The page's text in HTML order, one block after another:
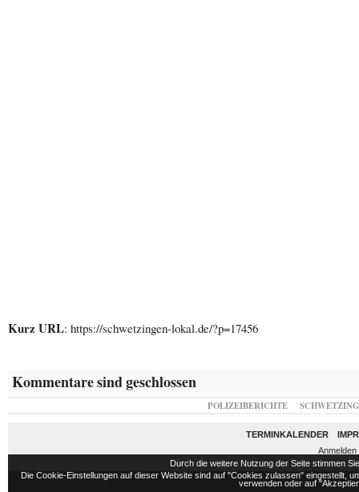
Kurz URL: https://schwetzingen-lokal.de/?p=17456
Kommentare sind geschlossen
POLIZEIBERICHTE
TERMINKALENDER
Anmelden
Durch die weitere Nutzung der Seite stimmen
Die Cookie-Einstellungen auf dieser Website sind auf "Cookies zulassen" eingestellt,
verwenden oder auf